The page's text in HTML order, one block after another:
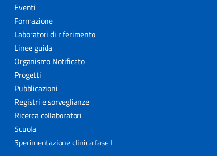
Eventi
Formazione
Laboratori di riferimento
Linee guida
Organismo Notificato
Progetti
Pubblicazioni
Registri e sorveglianze
Ricerca collaboratori
Scuola
Sperimentazione clinica fase I